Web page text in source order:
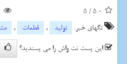
5.0
/
5
تگهای خبر:
تولید , قطعات ,
این پست نت واش را می پسندید؟